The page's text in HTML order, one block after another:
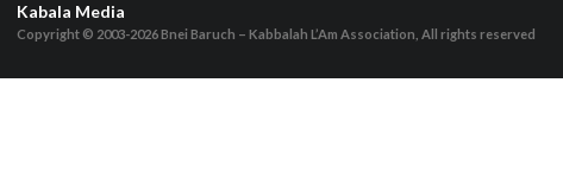
Kabala Media
Copyright © 2003-2026Bnei Baruch – Kabbalah L’Am Association, All rights reserved